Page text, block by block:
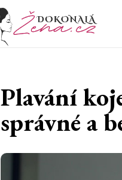
Plavání
správné a